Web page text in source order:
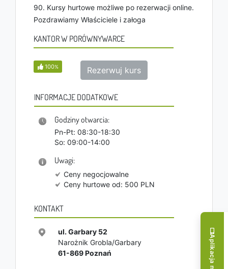
90. Kursy hurtowe możliwe po rezerwacji online.
Pozdrawiamy Właściciele i załoga
KANTOR W PORÓWNYWARCE
100% Rezerwuj kurs
INFORMACJE DODATKOWE
Godziny otwarcia:
Pn-Pt: 08:30-18:30
So: 09:00-14:00
Uwagi:
Ceny negocjowalne
Ceny hurtowe od: 500 PLN
KONTAKT
ul. Garbary 52
Narożnik Grobla/Garbary
61-869Poznań